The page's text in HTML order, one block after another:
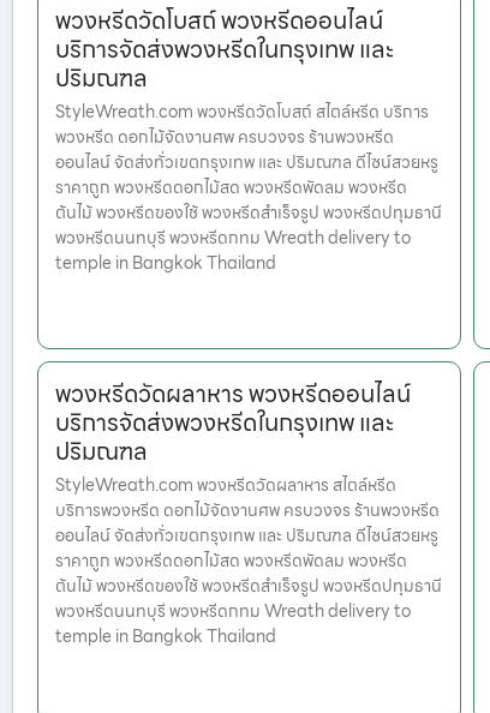
พวงหรีดวัดโบสถ์ พวงหรีดออนไลน์
บริการจัดส่งพวงหรีดในกรุงเทพ และ
ปริมณฑล
StyleWreath.com พวงหรีดวัดโบสถ์ สไตล์หรีด บริการ
พวงหรีด ดอกไม้จัดงานศพ ครบวงจร ร้านพวงหรีด
ออนไลน์ จัดส่งทั่วเขตกรุงเทพ และ ปริมณฑล ดีไซน์สวยหรู
ราคาถูก พวงหรีดดอกไม้สด พวงหรีดพัดลม พวงหรีด
ต้นไม้ พวงหรีดของใช้ พวงหรีดสำเร็จรูป พวงหรีดปทุมธานี
พวงหรีดนนทบุรี พวงหรีดกทม Wreath delivery to
temple in Bangkok Thailand
พวงหรีดวัดผลาหาร พวงหรีดออนไลน์
บริการจัดส่งพวงหรีดในกรุงเทพ และ
ปริมณฑล
StyleWreath.com พวงหรีดวัดผลาหาร สไตล์หรีด
บริการพวงหรีด ดอกไม้จัดงานศพ ครบวงจร ร้านพวงหรีด
ออนไลน์ จัดส่งทั่วเขตกรุงเทพ และ ปริมณฑล ดีไซน์สวยหรู
ราคาถูก พวงหรีดดอกไม้สด พวงหรีดพัดลม พวงหรีด
ต้นไม้ พวงหรีดของใช้ พวงหรีดสำเร็จรูป พวงหรีดปทุมธานี
พวงหรีดนนทบุรี พวงหรีดกทม Wreath delivery to
temple in Bangkok Thailand